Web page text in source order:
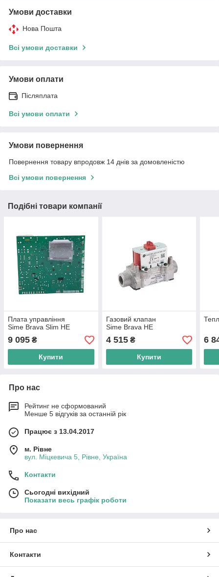
Умови доставки
Нова Пошта
Всі умови доставки
Умови оплати
Післяплата
Всі умови оплати
Умови повернення
Повернення товару впродовж 14 днів за домовленістю
Всі умови повернення
Подібні товари компанії
Плата управління
Sime Brava Slim HE
9 095 ₴
Купити
Газовий клапан
Sime Brava HE
4 515₴
Купити
6
Про нас
Рейтинг не сформований
Менше 5 відгуків за останній рік
Працює з 13.04.2017
м. Рівне
вул. Міцкевича 5, Рівне, Україна
Контакти
Сьогодні вихідний
Показати весь графік роботи
Про нас
Контакти